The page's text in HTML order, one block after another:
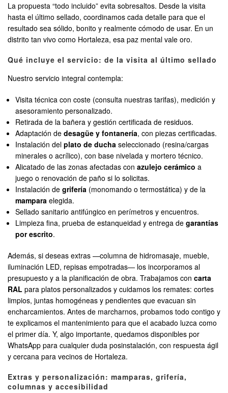
La propuesta “todo incluido” evita sobresaltos. Desde la visita
hasta el último sellado, coordinamos cada detalle para que el
resultado sea sólido, bonito y realmente cómodo de usar. En un
distrito tan vivo como Hortaleza, esa paz mental vale oro.
Qué incluye el servicio: de la visita al último sellado
Nuestro servicio integral contempla:
Visita técnica con coste (consulta nuestras tarifas), medición y
asesoramiento personalizado.
Retirada de la bañera y gestión certificada de residuos.
Adaptación dedesagüe y fontanería, con piezas certificadas.
Instalación delplato de ducha seleccionado (resina/cargas
minerales o acrílico), con base nivelada y mortero técnico.
Alicatado de las zonas afectadas conazulejo cerámico a
juego o renovación de paño si lo solicitas.
Instalación degrifería (monomando o termostática) y de la
mampara elegida.
Sellado sanitario antifúngico en perímetros y encuentros.
Limpieza fina, prueba de estanqueidad y entrega degarantías
por escrito.
Además, si deseas extras —columna de hidromasaje, mueble,
iluminación LED, repisas empotradas— los incorporamos al
presupuesto y a la planificación de obra. Trabajamos con carta
RAL para platos personalizados y cuidamos los remates: cortes
limpios, juntas homogéneas y pendientes que evacuan sin
encharcamientos. Antes de marcharnos, probamos todo contigo y
te explicamos el mantenimiento para que el acabado luzca como
el primer día. Y, algo importante, quedamos disponibles por
WhatsApp para cualquier duda posinstalación, con respuesta ágil
y cercana para vecinos de Hortaleza.
Extras y personalización: mamparas, grifería,
columnas y accesibilidad